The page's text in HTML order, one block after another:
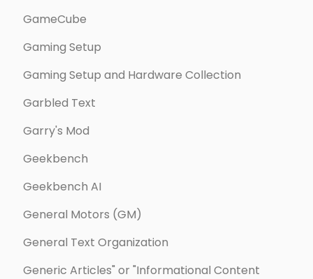
GameCube
Gaming Setup
Gaming Setup and Hardware Collection
Garbled Text
Garry's Mod
Geekbench
Geekbench AI
General Motors (GM)
General Text Organization
Generic Articles" or "Informational Content